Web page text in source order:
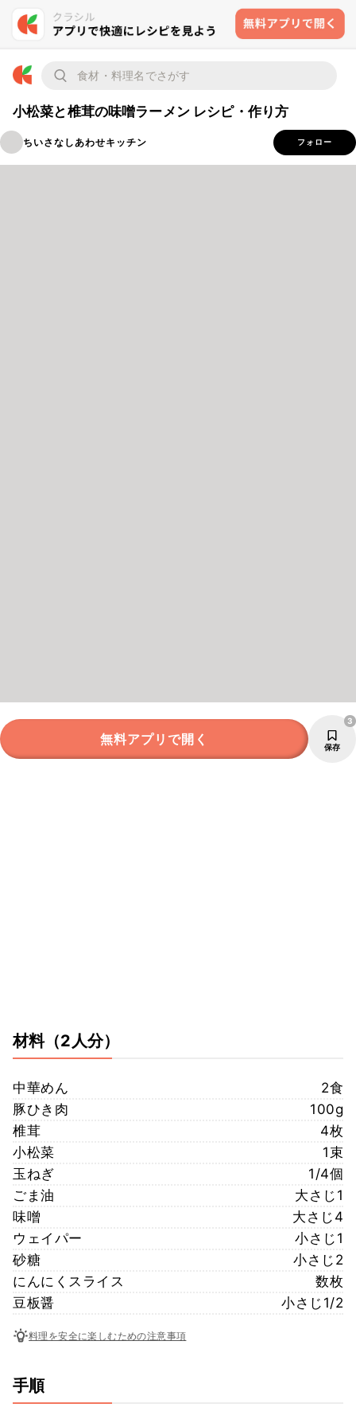
小松菜と椎茸の味噌ラーメン レシピ・作り方
ちいさなしあわせキッチン フォロー
無料アプリで開く 保存
3
材料（2人分）
中華めん
2食
豚ひき肉
100g
椎茸
4枚
小松菜
1束
玉ねぎ
1/4個
ごま油
大さじ1
味噌
大さじ4
ウェイパー
小さじ1
砂糖
小さじ2
にんにくスライス
数枚
豆板醤
小さじ1/2
料理を安全に楽しむための注意事項
手順